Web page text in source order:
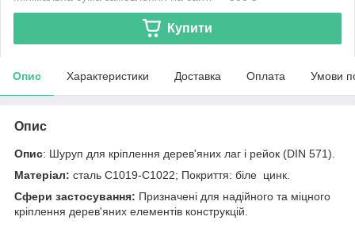
Купити
Опис Характеристики Доставка Оплата Умови
Опис
Опис: Шуруп для кріплення дерев'яних лаг і рейок (DIN 571).
Матеріал: сталь С1019-С1022; Покриття: біле цинк.
Сфери застосування: Призначені для надійного та міцного
кріплення дерев'яних елементів конструкцій.